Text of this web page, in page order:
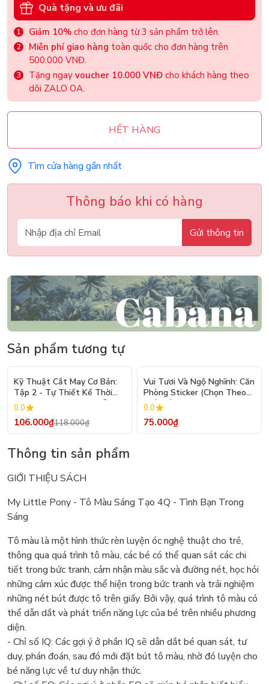
Quà tặng và ưu đãi
Giảm 10% cho đơn hàng từ 3 sản phẩm trở lên.
Miễn phí giao hàng toàn quốc cho đơn hàng trên
500.000 VNĐ.
Tặng ngay voucher 10.000 VNĐ cho khách hàng theo
dõi ZALO OA.
HẾT HÀNG
Tìm cửa hàng gần nhất
Thông báo khi có hàng
Gửi thông tin
Sản phẩm tương tự
- 10%
Kỹ Thuật Cắt May Cơ Bản:
Tập 2 - Tự Thiết Kế Thời
Trang Nam Nữ - Tạo Mẫu
Rập - Kỹ Thuật Nhảy Size
0.0
106.000₫118.000₫
Vui Tươi Và Ngộ Nghĩnh: Căn
Phòng Sticker (Chọn Theo
Chủ Đề) - Hơn 250 Sticker
0.0
75.000₫
Thông tin sản phẩm
GIỚI THIỆU SÁCH
My Little Pony - Tô Màu Sáng Tạo 4Q - Tình Bạn Trong
Sáng
Tô màu là một hình thức rèn luyện óc nghệ thuật cho trẻ,
thông qua quá trình tô màu, các bé có thể quan sát các chi
tiết trong bức tranh, cảm nhận màu sắc và đường nét, học hỏi
những cảm xúc được thể hiện trong bức tranh và trải nghiệm
những nét bút được tô trên giấy. Bởi vậy, quá trình tô màu có
thể dẫn dắt và phát triển năng lực của bé trên nhiều phương
diện.
- Chỉ số IQ: Các gợi ý ở phần IQ sẽ dẫn dắt bé quan sát, tư
duy, phán đoán, sau đó mới đặt bút tô màu, nhờ đó luyện cho
bé năng lực về tư duy nhận thức.